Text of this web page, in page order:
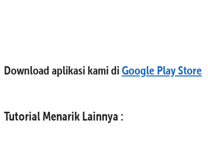
Download aplikasi kami diGoogle Play Store
Tutorial Menarik Lainnya :